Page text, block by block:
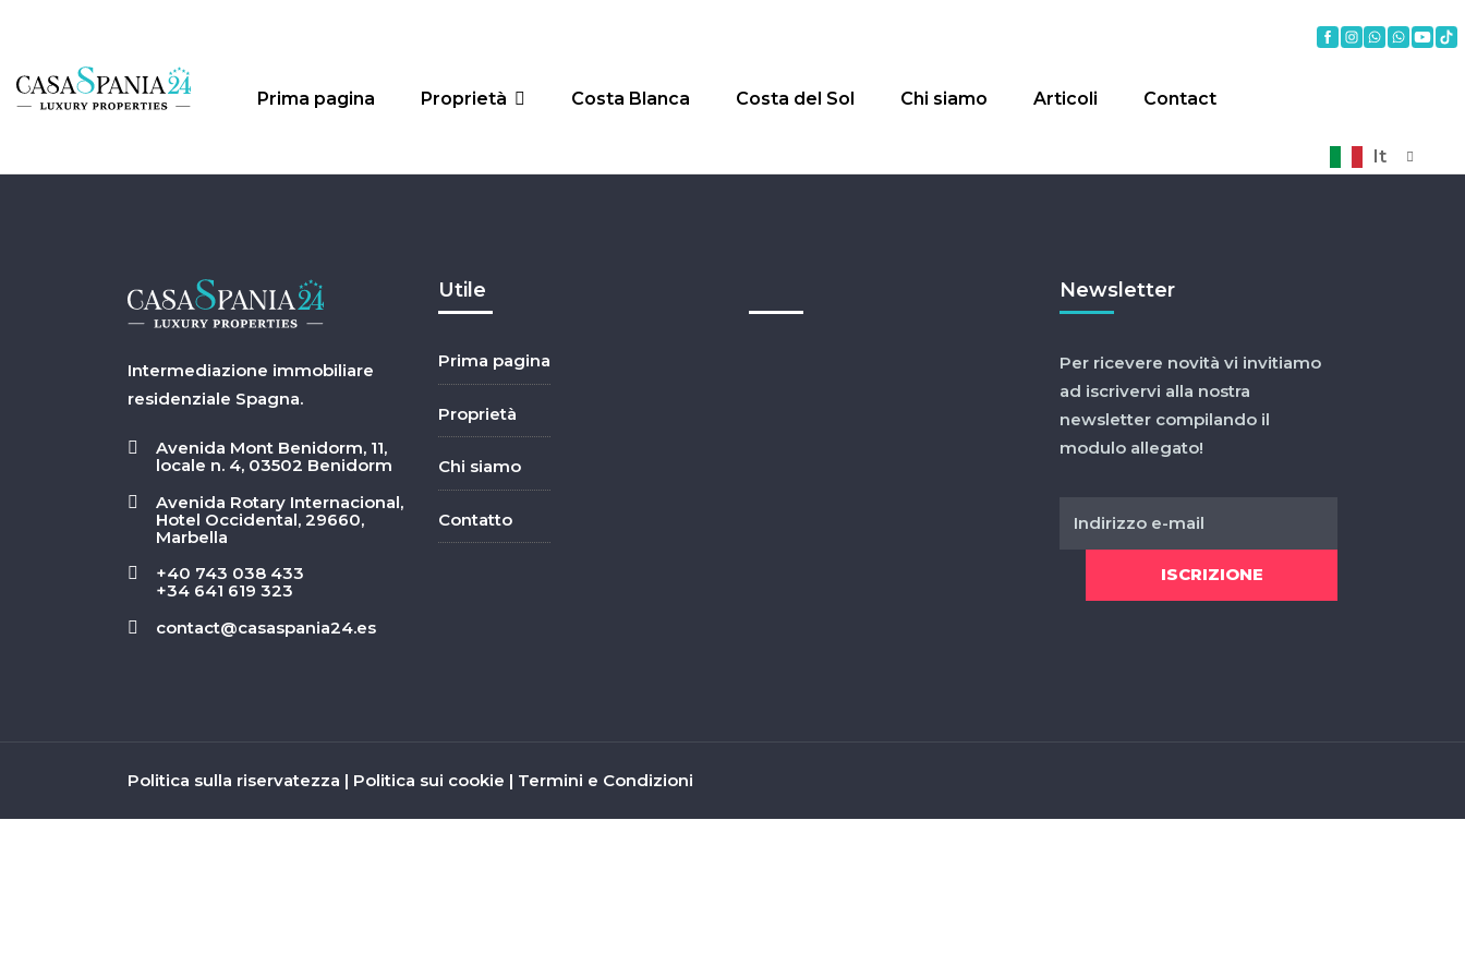
Prima pagina Proprietà Costa Blanca Costa del Sol Chi siamo Articoli Contact
It
Intermediazione immobiliare
residenziale Spagna.
Avenida Mont Benidorm, 11,
locale n. 4, 03502 Benidorm
Avenida Rotary Internacional,
Hotel Occidental, 29660,
Marbella
+40 743 038 433
+34 641 619 323
contact@casaspania24.es
Utile
Prima pagina
Proprietà
Chi siamo
Contatto
Newsletter
Per ricevere novità vi invitiamo
ad iscrivervi alla nostra
newsletter compilando il
modulo allegato!
Politica sulla riservatezza | Politica sui cookie | Termini e Condizioni